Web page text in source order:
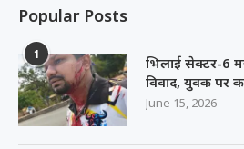
Popular Posts
1
भिलाई सेक्टर-6
विवाद, युवक पर
June 15, 2026